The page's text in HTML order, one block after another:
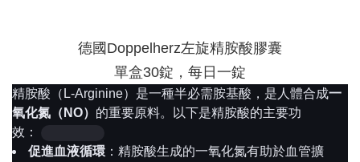
德國Doppelherz左旋精胺酸膠囊
單盒30錠，每日一錠
精胺酸（L-Arginine）是一種半必需胺基酸，是人體合成一
氧化氮（NO） 的重要原料。以下是精胺酸的主要功
效：
促進血液循環 ：精胺酸生成的一氧化氮有助於血管擴